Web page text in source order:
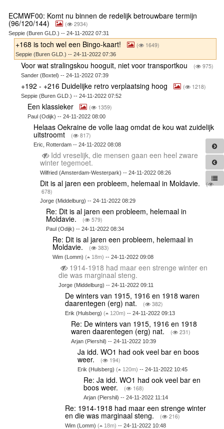
ECMWF00: Komt nu binnen de redelijk betrouwbare termijn
(96/120/144) ( 2934)
Seppie (Buren GLD.) -- 24-11-2022 07:31
+168 is toch wel een Bingo-kaart! ( 1649)
Seppie (Buren GLD.) -- 24-11-2022 07:36
Voor wat stralingskou hooguit, niet voor transportkou ( 975)
Sander (Boxtel) -- 24-11-2022 07:39
+192 - +216 Duidelijke retro verplaatsing hoog ( 1218)
Seppie (Buren GLD.) -- 24-11-2022 07:52
Een klassieker ( 1359)
Paul (Odijk) -- 24-11-2022 08:00
Helaas Oekraine de volle laag omdat de kou wat zuidelijk
uitstroomt ( 817)
Eric, Rotterdam -- 24-11-2022 08:08
Idd vreselijk, die mensen gaan een heel zware
winter tegemoet.
Wilfried (Amsterdam-Westerpark) -- 24-11-2022 08:26
Dit is al jaren een probleem, helemaal in Moldavie.
(
678)
Jorge (Middelburg) -- 24-11-2022 08:29
Re: Dit is al jaren een probleem, helemaal in
Moldavie. ( 579)
Paul (Odijk) -- 24-11-2022 08:34
Re: Dit is al jaren een probleem, helemaal in
Moldavie. ( 383)
Wim (Lomm) ( 18m) -- 24-11-2022 09:08
1914-1918 had maar een strenge winter en
die was marginaal steng.
Jorge (Middelburg) -- 24-11-2022 09:11
De winters van 1915, 1916 en 1918 waren
daarentegen (erg) nat. ( 382)
Erik (Hulsberg) ( 120m) -- 24-11-2022 09:13
Re: De winters van 1915, 1916 en 1918
waren daarentegen (erg) nat. ( 231)
Arjan (Piershil) -- 24-11-2022 10:39
Ja idd. WO1 had ook veel bar en boos
weer. ( 194)
Erik (Hulsberg) ( 120m) -- 24-11-2022 10:45
Re: Ja idd. WO1 had ook veel bar en
boos weer. ( 168)
Arjan (Piershil) -- 24-11-2022 11:14
Re: 1914-1918 had maar een strenge winter
en die was marginaal steng. ( 216)
Wim (Lomm) ( 18m) -- 24-11-2022 10:48